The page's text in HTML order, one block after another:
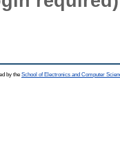
by the School of Electronics and Computer